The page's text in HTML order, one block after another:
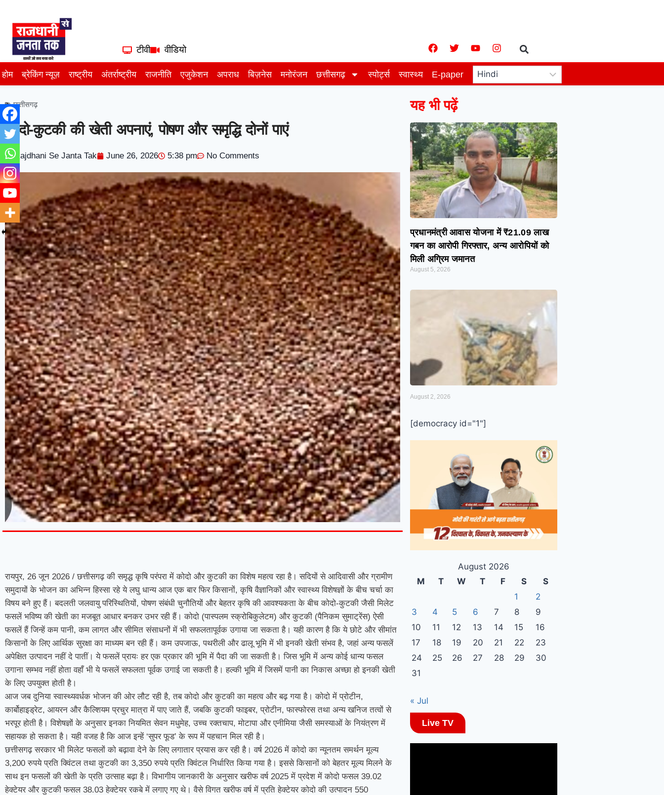
टीवी वीडियो
होम ब्रेकिंग न्यूज़ राष्ट्रीय अंतर्राष्ट्रीय राजनीति एजुकेशन अपराध बिज़नेस मनोरंजन छत्तीसगढ़ स्पोर्ट्स स्वास्थ्य E-paper
छत्तीसगढ़
कोदो-कुटकी की खेती अपनाएं, पोषण और समृद्धि दोनों पाएं
Rajdhani Se Janta Tak June 26, 2026 5:38 pm No Comments
रायपुर, 26 जून 2026 / छत्तीसगढ़ की समृद्ध कृषि परंपरा में कोदो और कुटकी का विशेष महत्व रहा है। सदियों से आदिवासी और ग्रामीण
समुदायों के भोजन का अभिन्न हिस्सा रहे ये लघु धान्य आज एक बार फिर किसानों, कृषि वैज्ञानिकों और स्वास्थ्य विशेषज्ञों के बीच चर्चा का
विषय बने हुए हैं। बदलती जलवायु परिस्थितियों, पोषण संबंधी चुनौतियों और बेहतर कृषि की आवश्यकता के बीच कोदो-कुटकी जैसी मिलेट
फसलें भविष्य की खेती का मजबूत आधार बनकर उभर रही हैं। कोदो (पास्पलम स्क्रोबिकुलेटम) और कुटकी (पैनिकम सुमाट्रेंस) ऐसी
फसलें हैं जिन्हें कम पानी, कम लागत और सीमित संसाधनों में भी सफलतापूर्वक उगाया जा सकता है। यही कारण है कि ये छोटे और सीमांत
किसानों के लिए आर्थिक सुरक्षा का माध्यम बन रही हैं। कम उपजाऊ, पथरीली और ढालू भूमि में भी इनकी खेती संभव है, जहां अन्य फसलें
अपेक्षित उत्पादन नहीं दे पातीं। ये फसलें प्रायः हर एक प्रकार की भूमि में पैदा की जा सकती है। जिस भूमि में अन्य कोई धान्य फसल
उगाना सम्भव नहीं होता वहाँ भी ये फसलें सफलता पूर्वक उगाई जा सकती है। हल्की भूमि में जिसमें पानी का निकास अच्छा हो इनकी खेती
के लिए उपयुक्त होती है।
आज जब दुनिया स्वास्थ्यवर्धक भोजन की ओर लौट रही है, तब कोदो और कुटकी का महत्व और बढ़ गया है। कोदो में प्रोटीन,
कार्बोहाइड्रेट, आयरन और कैल्शियम प्रचुर मात्रा में पाए जाते हैं, जबकि कुटकी फाइबर, प्रोटीन, फास्फोरस तथा अन्य खनिज तत्वों से
भरपूर होती है। विशेषज्ञों के अनुसार इनका नियमित सेवन मधुमेह, उच्च रक्तचाप, मोटापा और एनीमिया जैसी समस्याओं के नियंत्रण में
सहायक हो सकता है। यही वजह है कि आज इन्हें ‘सुपर फूड’ के रूप में पहचान मिल रही है।
छत्तीसगढ़ सरकार भी मिलेट फसलों को बढ़ावा देने के लिए लगातार प्रयास कर रही है। वर्ष 2026 में कोदो का न्यूनतम समर्थन मूल्य
3,200 रुपये प्रति क्विंटल तथा कुटकी का 3,350 रुपये प्रति क्विंटल निर्धारित किया गया है। इससे किसानों को बेहतर मूल्य मिलने के
साथ इन फसलों की खेती के प्रति उत्साह बढ़ा है। विभागीय जानकारी के अनुसार खरीफ वर्ष 2025 में प्रदेश में कोदो फसल 39.02
हेक्टेयर और कुटकी फसल 38.03 हेक्टेयर रकबे में लगाए गए थे। वैसे विगत खरीफ वर्ष में प्रति हेक्टेयर कोदो की उत्पादन 550
यह भी पढ़ें
प्रधानमंत्री आवास योजना में ₹21.09 लाख
गबन का आरोपी गिरफ्तार, अन्य आरोपियों को
मिली अग्रिम जमानत
August 5, 2026
August 2, 2026
[democracy id="1"]
August 2026
M
T W T F S
S
1
2
3
4 5 6 7 8
9
10
11 12 13 14 15
16
17
18 19 20 21 22
23
24
25 26 27 28 29
30
31
« Jul
Live TV